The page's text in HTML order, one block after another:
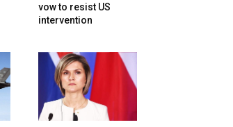
vow to resist US
intervention